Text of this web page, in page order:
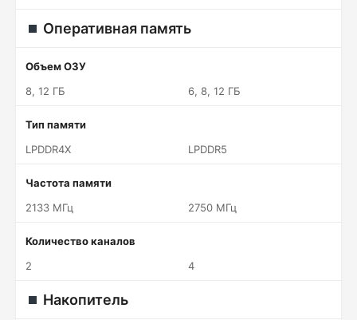
Оперативная память
Объем ОЗУ
8, 12 ГБ
6, 8, 12 ГБ
Тип памяти
LPDDR4X
LPDDR5
Частота памяти
2133 МГц
2750 МГц
Количество каналов
2
4
Накопитель